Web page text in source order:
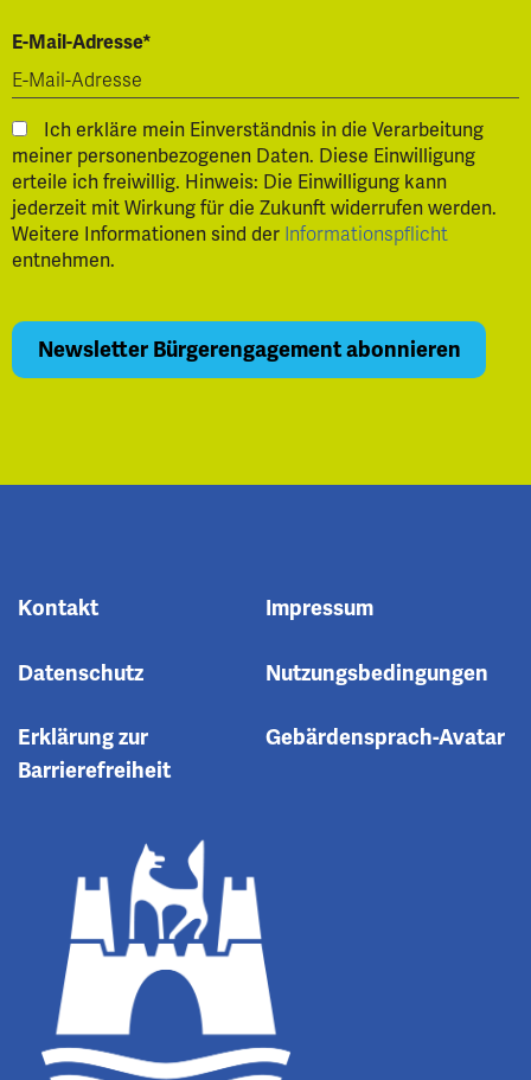
E-Mail-Adresse*
Ich erkläre mein Einverständnis in die Verarbeitung
meiner personenbezogenen Daten. Diese Einwilligung
erteile ich freiwillig. Hinweis: Die Einwilligung kann
jederzeit mit Wirkung für die Zukunft widerrufen werden.
Weitere Informationen sind der Informationspflicht
entnehmen.
Kontakt Impressum
Datenschutz Nutzungsbedingungen
Erklärung zur
Barrierefreiheit
Gebärdensprach-Avatar